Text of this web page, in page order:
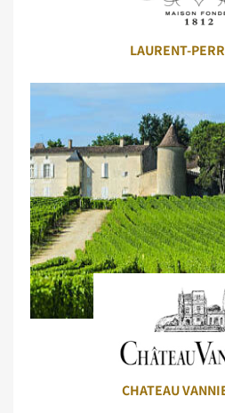
LAURENT-
CHATEAU